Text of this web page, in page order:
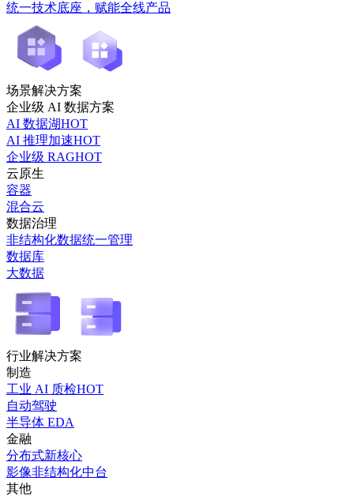
统一技术底座，赋能全线产品
场景解决方案
企业级 AI 数据方案
AI 数据湖HOT
AI 推理加速HOT
企业级 RAGHOT
云原生
容器
混合云
数据治理
非结构化数据统一管理
数据库
大数据
行业解决方案
制造
工业 AI 质检HOT
自动驾驶
半导体 EDA
金融
分布式新核心
影像非结构化中台
其他